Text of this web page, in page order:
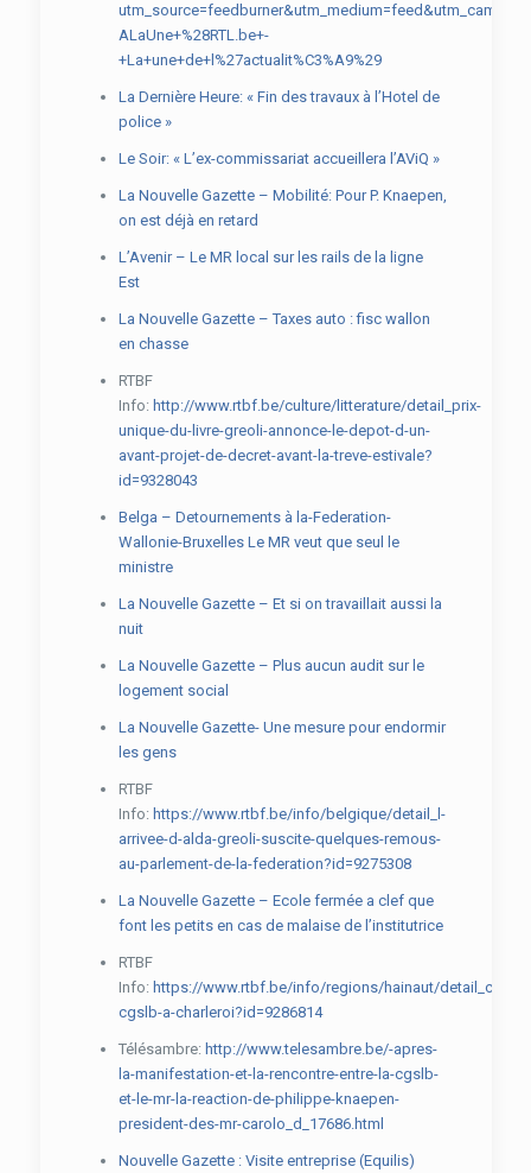
ALaUne+%28RTL.be+-
+La+une+de+l%27actualit%C3%A9%29
La Dernière Heure: « Fin des travaux à l’Hotel de
police »
Le Soir: « L’ex-commissariat accueillera l’AViQ »
La Nouvelle Gazette – Mobilité: Pour P. Knaepen,
on est déjà en retard
L’Avenir – Le MR local sur les rails de la ligne
Est
La Nouvelle Gazette – Taxes auto : fisc wallon
en chasse
RTBF
Info: http://www.rtbf.be/culture/litterature/detail_prix-
unique-du-livre-greoli-annonce-le-depot-d-un-
avant-projet-de-decret-avant-la-treve-estivale?
id=9328043
Belga – Detournements à la-Federation-
Wallonie-Bruxelles Le MR veut que seul le
ministre
La Nouvelle Gazette – Et si on travaillait aussi la
nuit
La Nouvelle Gazette – Plus aucun audit sur le
logement social
La Nouvelle Gazette- Une mesure pour endormir
les gens
RTBF
Info: https://www.rtbf.be/info/belgique/detail_l-
arrivee-d-alda-greoli-suscite-quelques-remous-
au-parlement-de-la-federation?id=9275308
La Nouvelle Gazette – Ecole fermée a clef que
font les petits en cas de malaise de l’institutrice
RTBF
Info: https://www.rtbf.be/info/regions/hainaut/
cgslb-a-charleroi?id=9286814
Télésambre: http://www.telesambre.be/-apres-
la-manifestation-et-la-rencontre-entre-la-cgslb-
et-le-mr-la-reaction-de-philippe-knaepen-
president-des-mr-carolo_d_17686.html
Nouvelle Gazette : Visite entreprise (Equilis)